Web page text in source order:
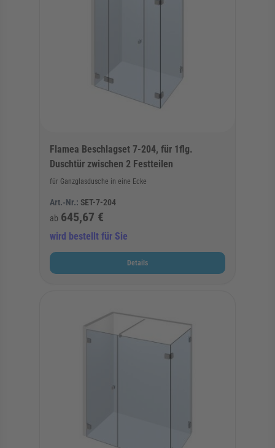
Flamea Beschlagset 7-204, für 1flg.
Duschtür zwischen 2 Festteilen
für Ganzglasdusche in eine Ecke
Art.-Nr.: SET-7-204
ab 645,67 €
wird bestellt für Sie
Details